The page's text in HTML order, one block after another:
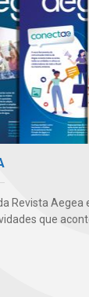
Revista Aegea
que